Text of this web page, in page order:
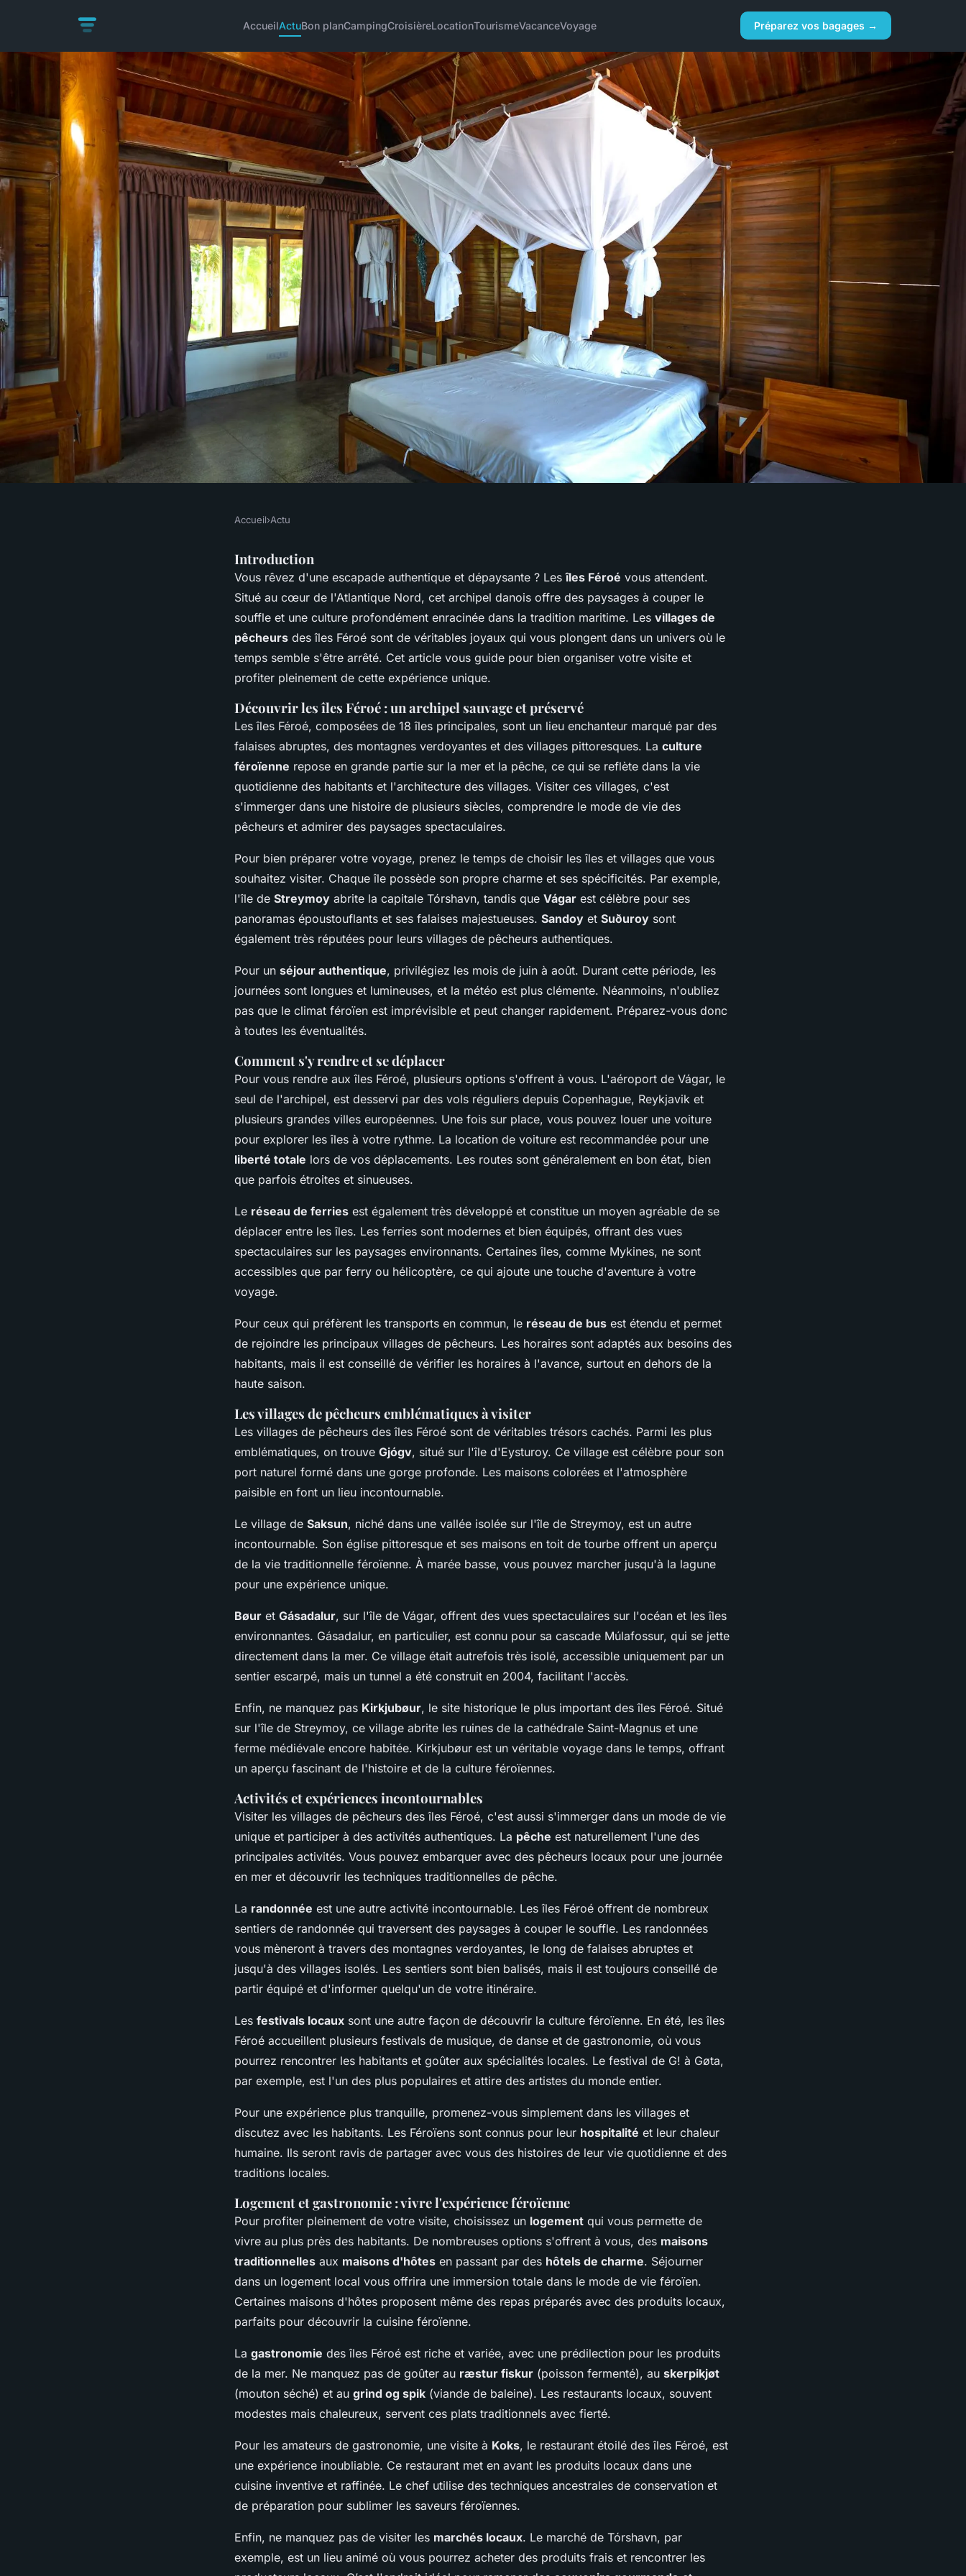
AccueilActuBon planCampingCroisièreLocationTourismeVacanceVoyage Préparez vos bagages →
Comment organiser une visite des
villages de pêcheurs dans les îles
Accueil›Actu
Introduction
Vous rêvez d'une escapade authentique et dépaysante ? Lesîles Féroé vous attendent.
Situé au cœur de l'Atlantique Nord, cet archipel danois offre des paysages à couper le
souffle et une culture profondément enracinée dans la tradition maritime. Les villages de
pêcheurs des îles Féroé sont de véritables joyaux qui vous plongent dans un univers où le
temps semble s'être arrêté. Cet article vous guide pour bien organiser votre visite et
profiter pleinement de cette expérience unique.
Découvrir les îles Féroé : un archipel sauvage et préservé
Les îles Féroé, composées de 18 îles principales, sont un lieu enchanteur marqué par des
falaises abruptes, des montagnes verdoyantes et des villages pittoresques. La culture
féroïenne repose en grande partie sur la mer et la pêche, ce qui se reflète dans la vie
quotidienne des habitants et l'architecture des villages. Visiter ces villages, c'est
s'immerger dans une histoire de plusieurs siècles, comprendre le mode de vie des
pêcheurs et admirer des paysages spectaculaires.
Pour bien préparer votre voyage, prenez le temps de choisir les îles et villages que vous
souhaitez visiter. Chaque île possède son propre charme et ses spécificités. Par exemple,
l'île de Streymoy abrite la capitale Tórshavn, tandis que Vágar est célèbre pour ses
panoramas époustouflants et ses falaises majestueuses. Sandoy et Suðuroy sont
également très réputées pour leurs villages de pêcheurs authentiques.
Pour un séjour authentique, privilégiez les mois de juin à août. Durant cette période, les
journées sont longues et lumineuses, et la météo est plus clémente. Néanmoins, n'oubliez
pas que le climat féroïen est imprévisible et peut changer rapidement. Préparez-vous donc
à toutes les éventualités.
Comment s'y rendre et se déplacer
Pour vous rendre aux îles Féroé, plusieurs options s'offrent à vous. L'aéroport de Vágar, le
seul de l'archipel, est desservi par des vols réguliers depuis Copenhague, Reykjavik et
plusieurs grandes villes européennes. Une fois sur place, vous pouvez louer une voiture
pour explorer les îles à votre rythme. La location de voiture est recommandée pour une
liberté totale lors de vos déplacements. Les routes sont généralement en bon état, bien
que parfois étroites et sinueuses.
Le réseau de ferries est également très développé et constitue un moyen agréable de se
déplacer entre les îles. Les ferries sont modernes et bien équipés, offrant des vues
spectaculaires sur les paysages environnants. Certaines îles, comme Mykines, ne sont
accessibles que par ferry ou hélicoptère, ce qui ajoute une touche d'aventure à votre
voyage.
Pour ceux qui préfèrent les transports en commun, le réseau de bus est étendu et permet
de rejoindre les principaux villages de pêcheurs. Les horaires sont adaptés aux besoins des
habitants, mais il est conseillé de vérifier les horaires à l'avance, surtout en dehors de la
haute saison.
Les villages de pêcheurs emblématiques à visiter
Les villages de pêcheurs des îles Féroé sont de véritables trésors cachés. Parmi les plus
emblématiques, on trouve Gjógv, situé sur l'île d'Eysturoy. Ce village est célèbre pour son
port naturel formé dans une gorge profonde. Les maisons colorées et l'atmosphère
paisible en font un lieu incontournable.
Le village de Saksun, niché dans une vallée isolée sur l'île de Streymoy, est un autre
incontournable. Son église pittoresque et ses maisons en toit de tourbe offrent un aperçu
de la vie traditionnelle féroïenne. À marée basse, vous pouvez marcher jusqu'à la lagune
pour une expérience unique.
Bøur et Gásadalur, sur l'île de Vágar, offrent des vues spectaculaires sur l'océan et les îles
environnantes. Gásadalur, en particulier, est connu pour sa cascade Múlafossur, qui se jette
directement dans la mer. Ce village était autrefois très isolé, accessible uniquement par un
sentier escarpé, mais un tunnel a été construit en 2004, facilitant l'accès.
Enfin, ne manquez pas Kirkjubøur, le site historique le plus important des îles Féroé. Situé
sur l'île de Streymoy, ce village abrite les ruines de la cathédrale Saint-Magnus et une
ferme médiévale encore habitée. Kirkjubøur est un véritable voyage dans le temps, offrant
un aperçu fascinant de l'histoire et de la culture féroïennes.
Activités et expériences incontournables
Visiter les villages de pêcheurs des îles Féroé, c'est aussi s'immerger dans un mode de vie
unique et participer à des activités authentiques. La pêche est naturellement l'une des
principales activités. Vous pouvez embarquer avec des pêcheurs locaux pour une journée
en mer et découvrir les techniques traditionnelles de pêche.
La randonnée est une autre activité incontournable. Les îles Féroé offrent de nombreux
sentiers de randonnée qui traversent des paysages à couper le souffle. Les randonnées
vous mèneront à travers des montagnes verdoyantes, le long de falaises abruptes et
jusqu'à des villages isolés. Les sentiers sont bien balisés, mais il est toujours conseillé de
partir équipé et d'informer quelqu'un de votre itinéraire.
Les festivals locaux sont une autre façon de découvrir la culture féroïenne. En été, les îles
Féroé accueillent plusieurs festivals de musique, de danse et de gastronomie, où vous
pourrez rencontrer les habitants et goûter aux spécialités locales. Le festival de G! à Gøta,
par exemple, est l'un des plus populaires et attire des artistes du monde entier.
Pour une expérience plus tranquille, promenez-vous simplement dans les villages et
discutez avec les habitants. Les Féroïens sont connus pour leur hospitalité et leur chaleur
humaine. Ils seront ravis de partager avec vous des histoires de leur vie quotidienne et des
traditions locales.
Logement et gastronomie : vivre l'expérience féroïenne
Pour profiter pleinement de votre visite, choisissez un logement qui vous permette de
vivre au plus près des habitants. De nombreuses options s'offrent à vous, des maisons
traditionnelles aux maisons d'hôtes en passant par des hôtels de charme. Séjourner
dans un logement local vous offrira une immersion totale dans le mode de vie féroïen.
Certaines maisons d'hôtes proposent même des repas préparés avec des produits locaux,
parfaits pour découvrir la cuisine féroïenne.
La gastronomie des îles Féroé est riche et variée, avec une prédilection pour les produits
de la mer. Ne manquez pas de goûter au ræstur fiskur (poisson fermenté), au skerpikjøt
(mouton séché) et au grind og spik (viande de baleine). Les restaurants locaux, souvent
modestes mais chaleureux, servent ces plats traditionnels avec fierté.
Pour les amateurs de gastronomie, une visite à Koks, le restaurant étoilé des îles Féroé, est
une expérience inoubliable. Ce restaurant met en avant les produits locaux dans une
cuisine inventive et raffinée. Le chef utilise des techniques ancestrales de conservation et
de préparation pour sublimer les saveurs féroïennes.
Enfin, ne manquez pas de visiter les marchés locaux. Le marché de Tórshavn, par
exemple, est un lieu animé où vous pourrez acheter des produits frais et rencontrer les